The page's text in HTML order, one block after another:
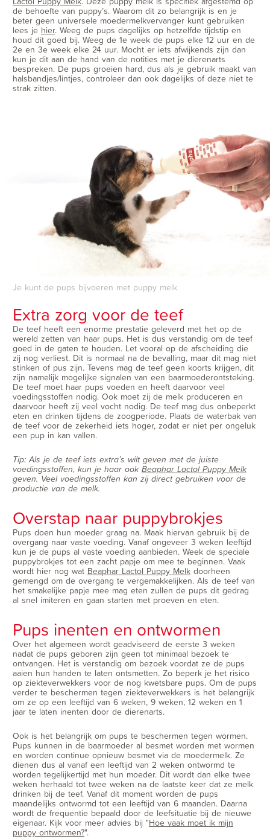
de behoefte van puppy’s. Waarom dit zo belangrijk is en je
beter geen universele moedermelkvervanger kunt gebruiken
lees je hier. Weeg de pups dagelijks op hetzelfde tijdstip en
houd dit goed bij. Weeg de 1e week de pups elke 12 uur en de
2e en 3e week elke 24 uur. Mocht er iets afwijkends zijn dan
kun je dit aan de hand van de notities met je dierenarts
bespreken. De pups groeien hard, dus als je gebruik maakt van
halsbandjes/lintjes, controleer dan ook dagelijks of deze niet te
strak zitten.
Je kunt de pups bijvoeren met puppy melk
Extra zorg voor de teef
De teef heeft een enorme prestatie geleverd met het op de
wereld zetten van haar pups. Het is dus verstandig om de teef
goed in de gaten te houden. Let vooral op de afscheiding die
zij nog verliest. Dit is normaal na de bevalling, maar dit mag niet
stinken of pus zijn. Tevens mag de teef geen koorts krijgen, dit
zijn namelijk mogelijke signalen van een baarmoederontsteking.
De teef moet haar pups voeden en heeft daarvoor veel
voedingsstoffen nodig. Ook moet zij de melk produceren en
daarvoor heeft zij veel vocht nodig. De teef mag dus onbeperkt
eten en drinken tijdens de zoogperiode. Plaats de waterbak van
de teef voor de zekerheid iets hoger, zodat er niet per ongeluk
een pup in kan vallen.
Tip: Als je de teef iets extra’s wilt geven met de juiste
voedingsstoffen, kun je haar ook Beaphar Lactol Puppy Melk
geven. Veel voedingsstoffen kan zij direct gebruiken voor de
productie van de melk.
Overstap naar puppybrokjes
Pups doen hun moeder graag na. Maak hiervan gebruik bij de
overgang naar vaste voeding. Vanaf ongeveer 3 weken leeftijd
kun je de pups al vaste voeding aanbieden. Week de speciale
puppybrokjes tot een zacht papje om mee te beginnen. Vaak
wordt hier nog wat Beaphar Lactol Puppy Melk doorheen
gemengd om de overgang te vergemakkelijken. Als de teef van
het smakelijke papje mee mag eten zullen de pups dit gedrag
al snel imiteren en gaan starten met proeven en eten.
Pups inenten en ontwormen
Over het algemeen wordt geadviseerd de eerste 3 weken
nadat de pups geboren zijn geen tot minimaal bezoek te
ontvangen. Het is verstandig om bezoek voordat ze de pups
aaien hun handen te laten ontsmetten. Zo beperk je het risico
op ziekteverwekkers voor de nog kwetsbare pups. Om de pups
verder te beschermen tegen ziekteverwekkers is het belangrijk
om ze op een leeftijd van 6 weken, 9 weken, 12 weken en 1
jaar te laten inenten door de dierenarts.
Ook is het belangrijk om pups te beschermen tegen wormen.
Pups kunnen in de baarmoeder al besmet worden met wormen
en worden continue opnieuw besmet via de moedermelk. Ze
dienen dus al vanaf een leeftijd van 2 weken ontwormd te
worden tegelijkertijd met hun moeder. Dit wordt dan elke twee
weken herhaald tot twee weken na de laatste keer dat ze melk
drinken bij de teef. Vanaf dit moment worden de pups
maandelijks ontwormd tot een leeftijd van 6 maanden. Daarna
wordt de frequentie bepaald door de leefsituatie bij de nieuwe
eigenaar. Kijk voor meer advies bij "Hoe vaak moet ik mijn
puppy ontwormen?".